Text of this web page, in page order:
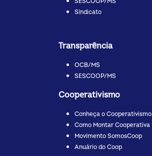
Sindicato
Transparência
OCB/MS
SESCOOP/MS
Cooperativismo
Conheça o Cooperativismo
Como Montar Cooperativa
Movimento SomosCoop
Anuário do Coop